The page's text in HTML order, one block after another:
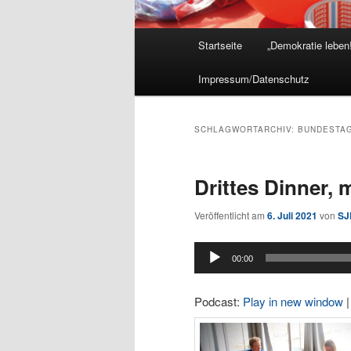
Startseite „Demokratie
Impressum/Datenschutz
SCHLAGWORTARCHIV: BUNDESTAG
Drittes Dinner,
Veröffentlicht am 6. Juli 2021 von
Audio-
Player
00:00
Podcast: Play in new window |